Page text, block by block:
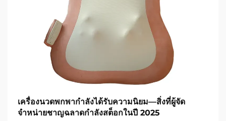
เครื่องนวดพกพากำลังได้รับความนิยม—สิ่งที่ผู้จัด
จำหน่ายชาญฉลาดกำลังสต็อกในปี 2025